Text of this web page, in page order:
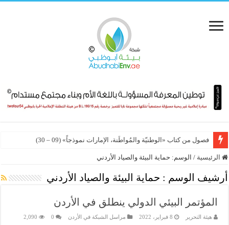
فصول من كتاب «الوطنيّة والمُواطَنة، الإمارات نموذجاً» (09 – 30)
الرئيسية / الوسم: حماية البيئة والصياد الأردني
أرشيف الوسم : حماية البيئة والصياد الأردني
المؤتمر البيئي الدولي ينطلق في الأردن
هيئة التحرير 8 فبراير، 2022 مراسل الشبكة في الأردن 0
2,090